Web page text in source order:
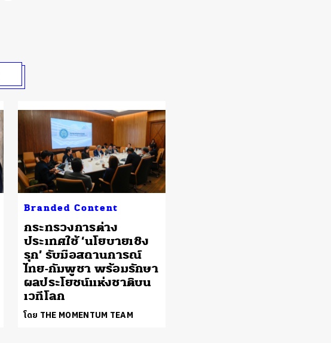
Branded Content
กระทรวงการต่าง
ประเทศใช้ ‘นโยบายเชิง
รุก’ รับมือสถานการณ์
ไทย-กัมพูชา พร้อมรักษา
ผลประโยชน์แห่งชาติบน
เวทีโลก
โดย THE MOMENTUM TEAM